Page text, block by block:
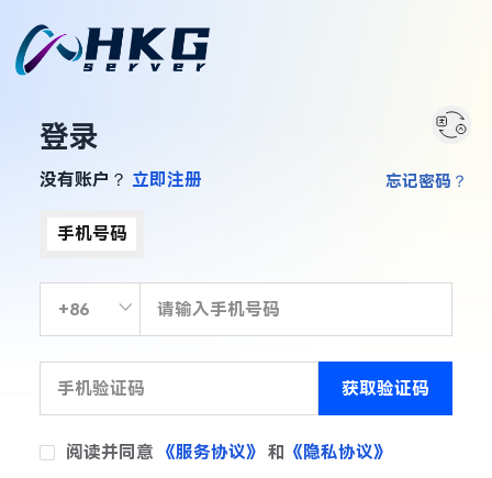
登录
没有账户？ 立即注册
手机号码
获取验证码
阅读并同意 《服务协议》 和 《隐私协议》
忘记密码？